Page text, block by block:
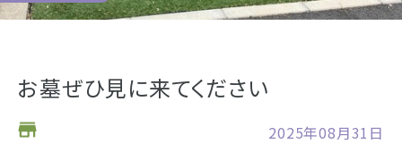
main service
お仏壇
お墓ぜひ見に来てください
2025年08月31日